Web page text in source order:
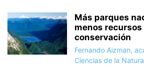
Más parques
menos recursos
conservación
Fernando Aizman,
Ciencias de la